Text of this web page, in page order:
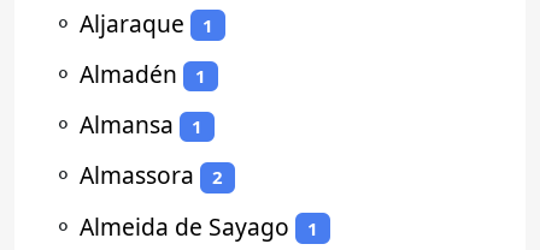
⚬ Aljaraque 1
⚬ Almadén 1
⚬ Almansa 1
⚬ Almassora 2
⚬ Almeida de Sayago 1